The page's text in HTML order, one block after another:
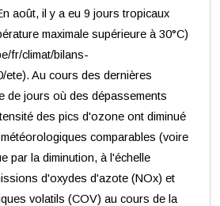
août, il y a eu 9 jours tropicaux
maximale supérieure à 30°C)
fr/climat/bilans-
ete). Au cours des dernières
de jours où des dépassements
des pics d'ozone ont diminué
comparables (voire
par la diminution, à l'échelle
d'oxydes d'azote (NOx) et
volatils (COV) au cours de la